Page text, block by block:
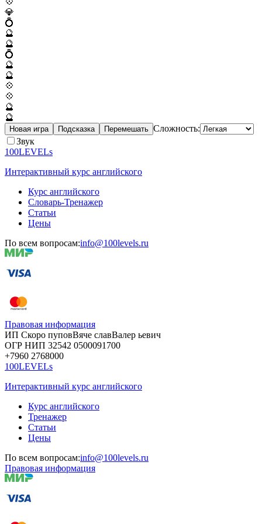
💎
💍
🔮
🔮
💍
🔮
🔮
💠
💠
🔮
🔮
Новая игра Подсказка Перемешать Сложность:
Звук
100LEVELs
Интерактивный курс английского
Курс английского
Словарь-Тренажер
Статьи
Цены
По всем вопросам:info@100levels.ru
Правовая информация
ИП Скоро пуповВяче славВалер ьевич
ОГР НИП 32542 0500091700
+7960 2768000
100LEVELs
Интерактивный курс английского
Курс английского
Тренажер
Статьи
Цены
По всем вопросам:info@100levels.ru
Правовая информация